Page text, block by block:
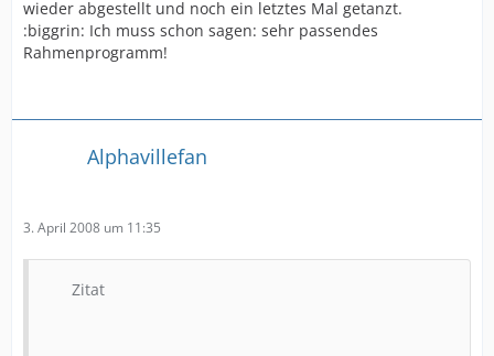
wieder abgestellt und noch ein letztes Mal getanzt.
:biggrin: Ich muss schon sagen: sehr passendes
Rahmenprogramm!
Alphavillefan
3. April 2008 um 11:35
Zitat